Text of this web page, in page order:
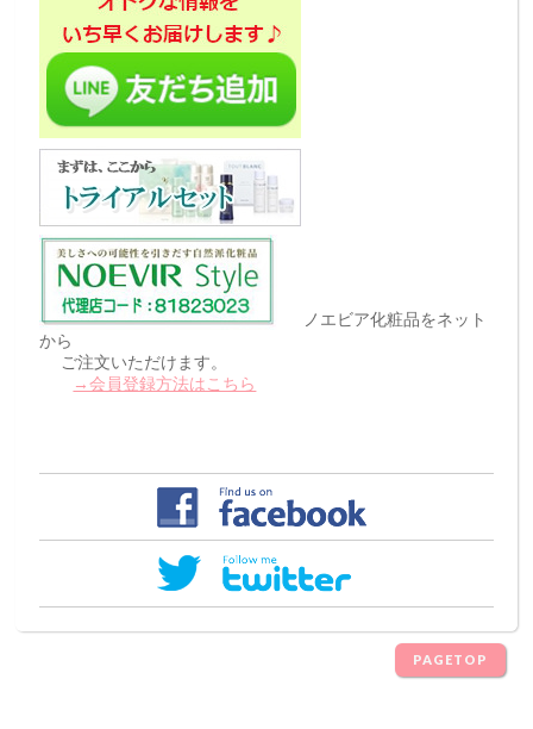
ノエビア化粧品をネット
から
ご注文いただけます。
→会員登録方法はこちら
PAGETOP